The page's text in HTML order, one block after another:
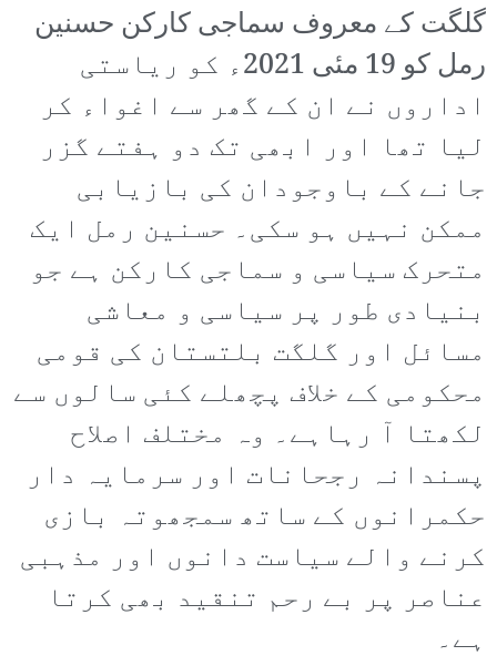
گلگت کے معروف سماجی کارکن حسنین
رمل کو 19 مئی 2021ء کو ریاستی
اداروں نے ان کے گھر سے اغواء کر
لیا تھا اور ابھی تک دو ہفتے گزر
جانے کے باوجودان کی بازیابی
ممکن نہیں ہو سکی۔ حسنین رمل ایک
متحرک سیاسی و سماجی کارکن ہے جو
بنیادی طور پر سیاسی و معاشی
مسائل اور گلگت بلتستان کی قومی
محکومی کے خلاف پچھلے کئی سالوں سے
لکھتا آ رہاہے۔ وہ مختلف اصلاح
پسندانہ رجحانات اور سرمایہ دار
حکمرانوں کے ساتھ سمجھوتہ بازی
کرنے والے سیاست دانوں اور مذہبی
عناصر پر بے رحم تنقید بھی کرتا
ہے۔